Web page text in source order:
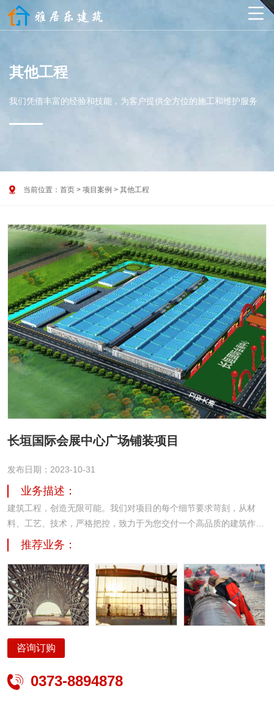

其他工程
我们凭借丰富的经验和技能，为客户提供全方位的施工和维护服务
 当前位置： 首页 > 项目案例 > 其他工程
长垣国际会展中心广场铺装项目
发布日期：2023-10-31
业务描述：
建筑工程，创造无限可能。我们对项目的每个细节要求苛刻，从材
料、工艺、技术，严格把控，致力于为您交付一个高品质的建筑作
品。我们的团队由建筑师、工程师和技术人员组成，他们拥有丰富的
经验和知识，能够确保按照高的标准完成。
推荐业务：
咨询订购
 0373-8894878